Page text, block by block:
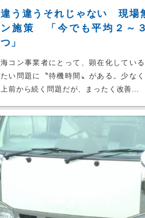
違う違うそれじゃない 現場
ン施策 「今でも平均２～
つ」
海コン事業者にとって、顕在化してい
たい問題に〝待機時間〟がある。少な
上前から続く問題だが、まったく改善...